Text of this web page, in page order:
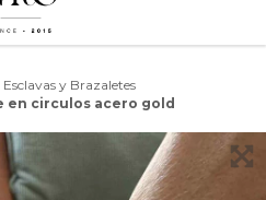
Esclavas y Brazaletes
en circulos acero gold